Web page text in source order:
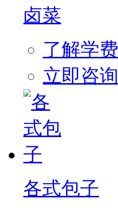
卤菜
了解学费
立即咨询
各式包子